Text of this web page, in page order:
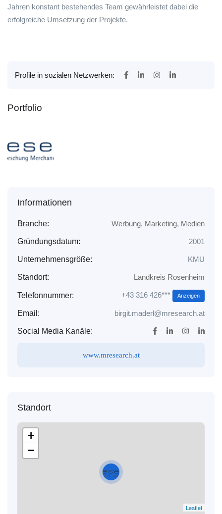
Jahren konstant bestehendes Team gewährleistet dabei die
erfolgreiche Umsetzung der Projekte.
Profile in sozialen Netzwerken:
Portfolio
Informationen
Branche: Werbung, Marketing, Medien
Gründungsdatum: 2001
Unternehmensgröße: KMU
Standort: Landkreis Rosenheim
Telefonnummer: +43 316 426*** Anzeigen
Email: birgit.maderl@mresearch.at
Social Media Kanäle:
www.mresearch.at
Standort
+
−
Leaflet